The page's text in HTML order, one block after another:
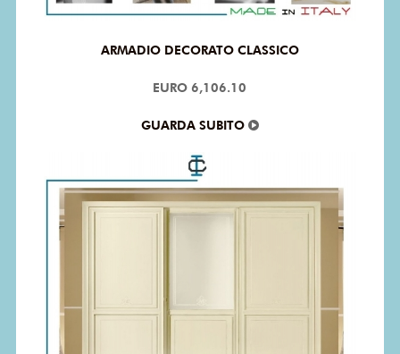
ARMADIO DECORATO CLASSICO
EURO 6,106.10
GUARDA SUBITO